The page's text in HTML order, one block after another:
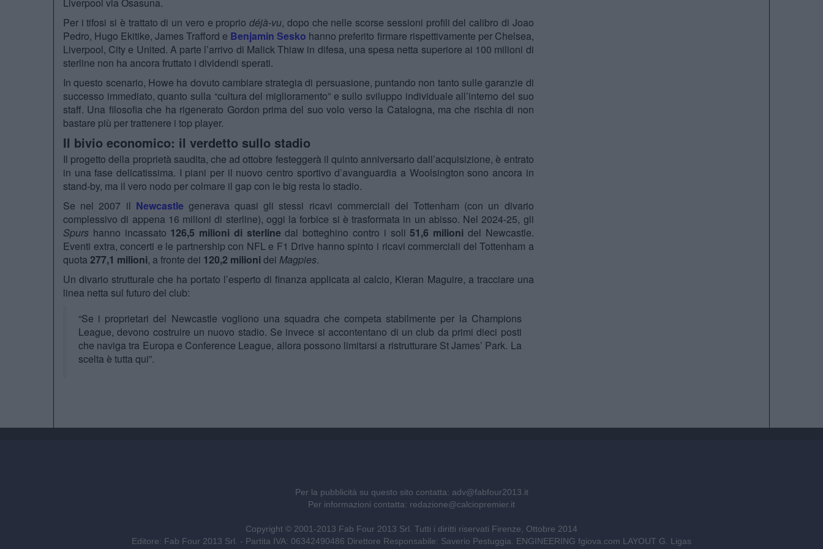
Liverpool via Osasuna.
Per i tifosi si è trattato di un vero e propriodéjà-vu, dopo che nelle scorse sessioni profili del calibro di Joao
Pedro, Hugo Ekitike, James Trafford e Benjamin Sesko hanno preferito firmare rispettivamente per Chelsea,
Liverpool, City e United. A parte l’arrivo di Malick Thiaw in difesa, una spesa netta superiore ai 100 milioni di
sterline non ha ancora fruttato i dividendi sperati.
In questo scenario, Howe ha dovuto cambiare strategia di persuasione, puntando non tanto sulle garanzie di
successo immediato, quanto sulla “cultura del miglioramento” e sullo sviluppo individuale all’interno del suo
staff. Una filosofia che ha rigenerato Gordon prima del suo volo verso la Catalogna, ma che rischia di non
bastare più per trattenere i top player.
Il bivio economico: il verdetto sullo stadio
Il progetto della proprietà saudita, che ad ottobre festeggerà il quinto anniversario dall’acquisizione, è entrato
in una fase delicatissima. I piani per il nuovo centro sportivo d’avanguardia a Woolsington sono ancora in
stand-by, ma il vero nodo per colmare il gap con le big resta lo stadio.
Se nel 2007 il Newcastle generava quasi gli stessi ricavi commerciali del Tottenham (con un divario
complessivo di appena 16 milioni di sterline), oggi la forbice si è trasformata in un abisso. Nel 2024-25, gli
Spurs hanno incassato 126,5 milioni di sterline dal botteghino contro i soli51,6 milioni del Newcastle.
Eventi extra, concerti e le partnership con NFL e F1 Drive hanno spinto i ricavi commerciali del Tottenham a
quota277,1 milioni, a fronte dei 120,2 milioni dei Magpies.
Un divario strutturale che ha portato l’esperto di finanza applicata al calcio, Kieran Maguire, a tracciare una
linea netta sul futuro del club:
“Se i proprietari del Newcastle vogliono una squadra che competa stabilmente per la Champions
League, devono costruire un nuovo stadio. Se invece si accontentano di un club da primi dieci posti
che naviga tra Europa e Conference League, allora possono limitarsi a ristrutturare St James’ Park. La
scelta è tutta qui”.
Per la pubblicità su questo sito contatta: adv@fabfour2013.it
Per informazioni contatta: redazione@calciopremier.it
Copyright © 2001-2013 Fab Four 2013 Srl. Tutti i diritti riservati Firenze, Ottobre 2014
Editore: Fab Four 2013 Srl. - Partita IVA: 06342490486 Direttore Responsabile: Saverio Pestuggia. ENGINEERING fgiova.com LAYOUT G. Ligas